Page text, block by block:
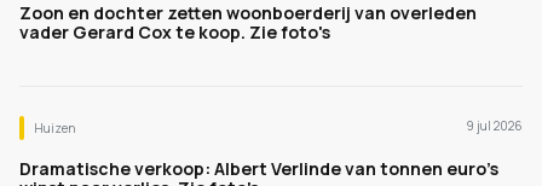
Zoon en dochter zetten woonboerderij van overleden
vader Gerard Cox te koop. Zie foto's
Huizen 9 jul 2026
Dramatische verkoop: Albert Verlinde van tonnen euro's